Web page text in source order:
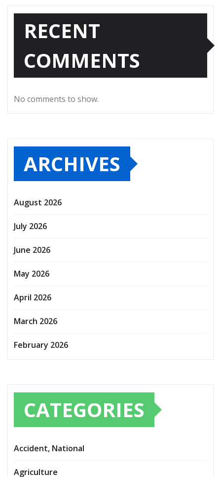
RECENT
COMMENTS
No comments to show.
ARCHIVES
August 2026
July 2026
June 2026
May 2026
April 2026
March 2026
February 2026
CATEGORIES
Accident, National
Agriculture